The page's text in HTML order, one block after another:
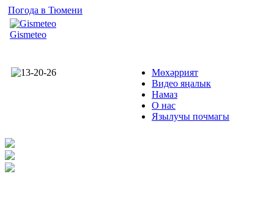
Погода в Тюмени
Gismeteo
Мөхәррият
Видео яңалык
Намаз
О нас
Язылучы почмагы